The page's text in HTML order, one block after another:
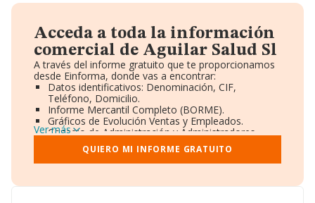
Acceda a toda la información
comercial de Aguilar Salud Sl
A través del informe gratuito que te proporcionamos
desde Einforma, donde vas a encontrar:
Datos identificativos: Denominación, CIF,
Teléfono, Domicilio.
Informe Mercantil Completo (BORME).
Gráficos de Evolución Ventas y Empleados.
Consejo de Administración y Administradores.
Directivos y Ejecutivos.
Accionistas.
Participaciones y Vinculaciones en otras empresas.
Información oficial y registral complementaria.
Ver más
QUIERO MI INFORME GRATUITO